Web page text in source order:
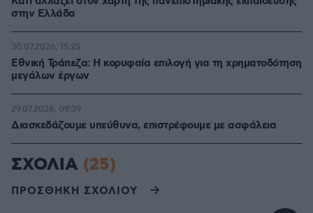
στην Ελλάδα
Εθνική Τράπεζα: Η κορυφαία επιλογή για τη χρηματοδότηση
μεγάλων έργων
30.07.2026, 15:25
Διασκεδάζουμε υπεύθυνα, επιστρέφουμε με ασφάλεια
29.07.2026, 09:39
ΣΧΟΛΙΑ (25)
ΠΡΟΣΘΗΚΗ ΣΧΟΛΙΟΥ